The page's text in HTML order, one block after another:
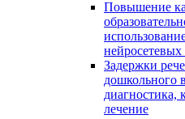
Повышение
нейросетевых
Задержки
дошкольного
диагностика,
лечение